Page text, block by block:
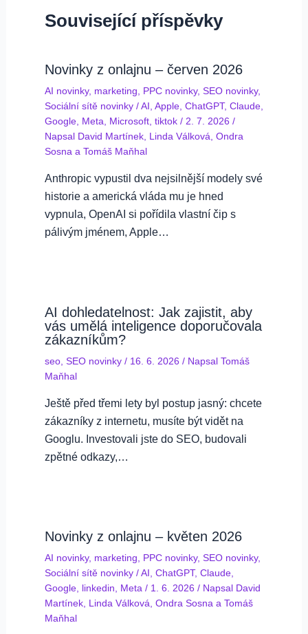
Související příspěvky
Novinky z onlajnu – červen 2026
AI novinky, marketing PPC novinky, SEO novinky,
Sociální sítě novinky/AI Apple, ChatGPT, Claude,
Google, Meta Microsoft, tiktok/ 2. 7. 2026 /
Napsal David Martínek, Linda Válková Ondra
Sosna a Tomáš Maňhal
Anthropic vypustil dva nejsilnější modely své
historie a americká vláda mu je hned
vypnula, OpenAI si pořídila vlastní čip s
pálivým jménem, Apple…
AI dohledatelnost: Jak zajistit, aby
vás umělá inteligence doporučovala
zákazníkům?
seo, SEO novinky/ 16. 6. 2026 / Napsal Tomáš
Maňhal
Ještě před třemi lety byl postup jasný: chcete
zákazníky z internetu, musíte být vidět na
Googlu. Investovali jste do SEO, budovali
zpětné odkazy,…
Novinky z onlajnu – květen 2026
AI novinky, marketing, PPC novinky, SEO novinky,
Sociální sítě novinky/AI, ChatGPT, Claude,
Google, linkedin, Meta/ 1. 6. 2026 / Napsal David
Martínek, Linda Válková, Ondra Sosnaa Tomáš
Maňhal